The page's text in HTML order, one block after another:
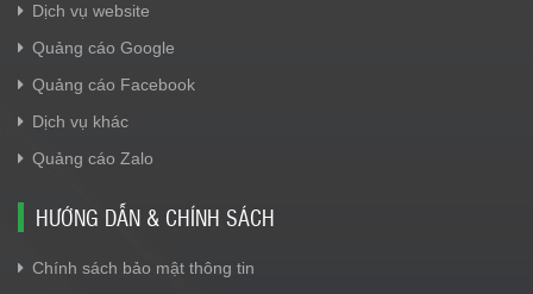
Dịch vụ website
Quảng cáo Google
Quảng cáo Facebook
Dịch vụ khác
Quảng cáo Zalo
HƯỚNG DẪN & CHÍNH SÁCH
Chính sách bảo mật thông tin